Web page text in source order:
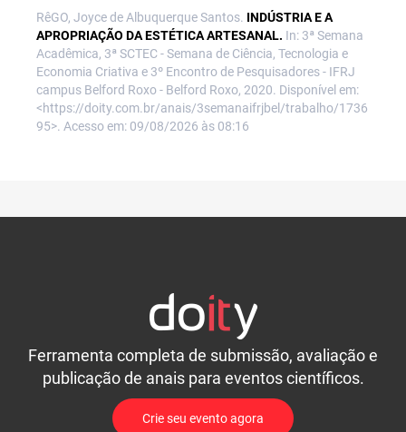
RêGO, Joyce de Albuquerque Santos. INDÚSTRIA E A
APROPRIAÇÃO DA ESTÉTICA ARTESANAL. In: 3ª Semana
Acadêmica, 3ª SCTEC - Semana de Ciência, Tecnologia e
Economia Criativa e 3º Encontro de Pesquisadores - IFRJ
campus Belford Roxo - Belford Roxo, 2020. Disponível em:
<https://doity.com.br/anais/3semanaifrjbel/trabalho/1736
95>. Acesso em: 09/08/2026 às 08:16
Ferramenta completa de submissão, avaliação e
publicação de anais para eventos científicos.
Crie seu evento agora